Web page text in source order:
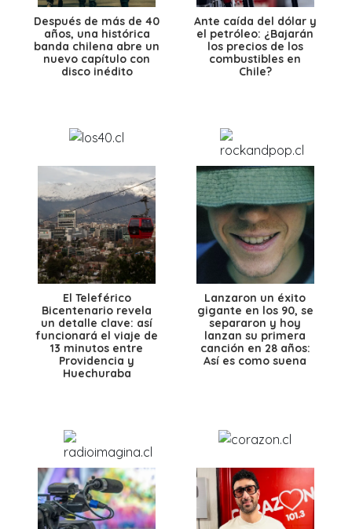
Después de más de 40
años, una histórica
banda chilena abre un
nuevo capítulo con
disco inédito
Ante caída del dólar y
el petróleo: ¿Bajarán
los precios de los
combustibles en
Chile?
El Teleférico
Bicentenario revela
un detalle clave: así
funcionará el viaje de
13 minutos entre
Providencia y
Huechuraba
Lanzaron un éxito
gigante en los 90, se
separaron y hoy
lanzan su primera
canción en 28 años:
Así es como suena